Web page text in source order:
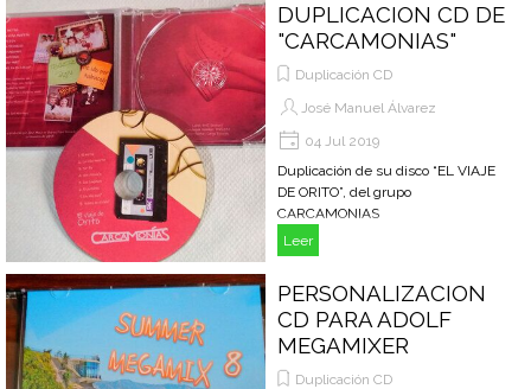
DUPLICACION CD DE
"CARCAMONIAS"
Duplicación CD
José Manuel Álvarez
04 Jul 2019
Duplicación de su disco “EL VIAJE
DE ORITO”, del grupo
CARCAMONIAS
Leer
PERSONALIZACION
CD PARA ADOLF
MEGAMIXER
Duplicación CD